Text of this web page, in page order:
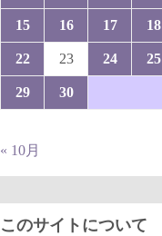
15 16 17 18
22 23 24 25
29 30
« 10月
このサイトについて